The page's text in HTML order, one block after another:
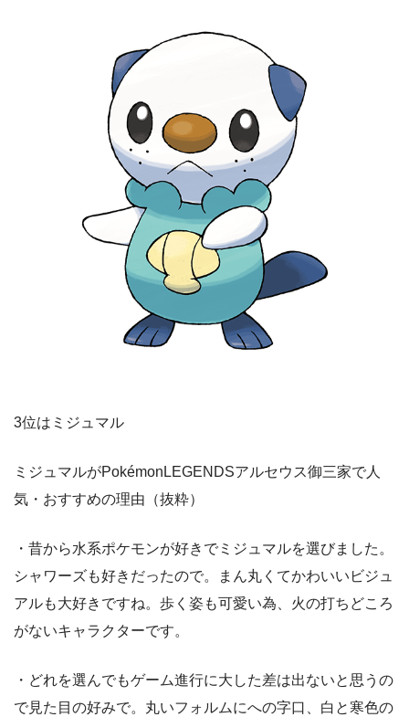
3位はミジュマル
ミジュマルがPokémonLEGENDSアルセウス御三家で人
気・おすすめの理由（抜粋）
・昔から水系ポケモンが好きでミジュマルを選びました。
シャワーズも好きだったので。まん丸くてかわいいビジュ
アルも大好きですね。歩く姿も可愛い為、火の打ちどころ
がないキャラクターです。
・どれを選んでもゲーム進行に大した差は出ないと思うの
で見た目の好みで。丸いフォルムにへの字口、白と寒色の